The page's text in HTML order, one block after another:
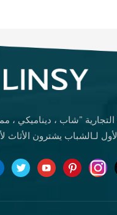
"شاب ، ديناميكي ،